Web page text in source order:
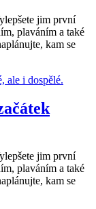
jim první
plaváním a také
kam se
jim první
plaváním a také
kam se